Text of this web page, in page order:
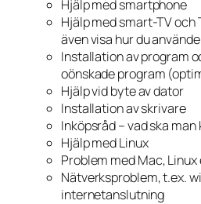
Hjälp med smartphone
Hjälp med smart-TV och
även visa hur du
Installation av program
oönskade program
Hjälp vid byte av dator
Installation av skrivare
Inköpsråd – vad ska man
Hjälp med Linux
Problem med Mac,
Nätverksproblem, t.ex.
internetanslutning